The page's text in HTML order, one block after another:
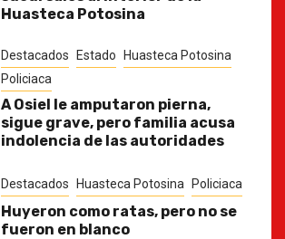
Huasteca Potosina
Destacados Estado
Huasteca Potosina
Policiaca
A Osiel le amputaron pierna,
sigue grave, pero familia acusa
indolencia de las autoridades
Destacados Huasteca Potosina Policiaca
Huyeron como ratas, pero no se
fueron en blanco